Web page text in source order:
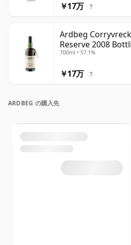
￥17万 ?
Ardbeg
Reserve 2008
700ml • 57.1%
￥17万 ?
ARDBEG の購入先